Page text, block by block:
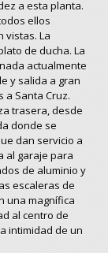
a esta planta.
ellos
vistas. La
de ducha. La
actualmente
y salida a gran
Santa Cruz.
trasera, desde
donde se
dan servicio a
al garaje para
de aluminio y
escaleras de
una magnífica
al centro de
intimidad de un